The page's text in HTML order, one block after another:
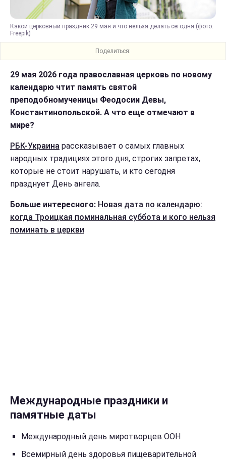
Какой церковный праздник 29 мая и что нельзя делать сегодня (фото:
Freepik)
Поделиться:
29 мая 2026 года православная церковь по новому
календарю чтит память святой
преподобномученицы Феодосии Девы,
Константинопольской. А что еще отмечают в
мире?
РБК-Украина рассказывает о самых главных
народных традициях этого дня, строгих запретах,
которые не стоит нарушать, и кто сегодня
празднует День ангела.
Больше интересного: Новая дата по календарю:
когда Троицкая поминальная суббота и кого нельзя
поминать в церкви
Международные праздники и
памятные даты
Международный день миротворцев ООН
Всемирный день здоровья пищеварительной